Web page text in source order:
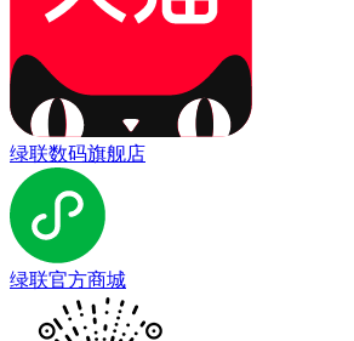
绿联数码旗舰店
绿联官方商城